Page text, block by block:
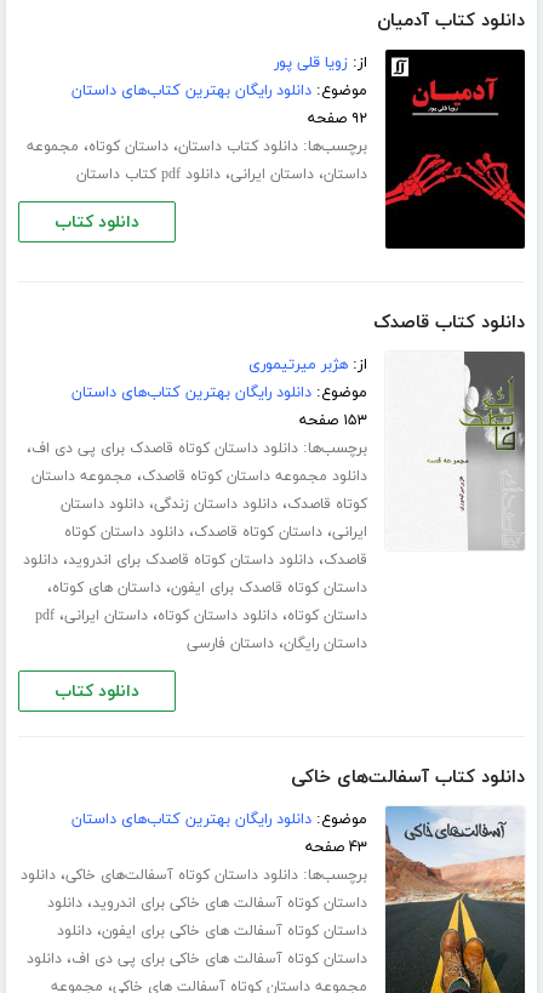
دانلود کتاب آدمیان
از:زویا قلی پور
موضوع:دانلود رایگان بهترین کتاب‌های داستان
۹۲ صفحه
برچسب‌ها:دانلود کتاب داستان،داستان کوتاه، مجموعه
داستان،داستان ایرانی،دانلود pdf کتاب داستان
دانلود کتاب
دانلود کتاب قاصدک
از:هژبر میرتیموری
موضوع:دانلود رایگان بهترین کتاب‌های داستان
۱۵۳ صفحه
برچسب‌ها:دانلود داستان کوتاه قاصدک برای پی دی اف،
دانلود مجموعه داستان کوتاه قاصدک، مجموعه داستان
کوتاه قاصدک،دانلود داستان زندگی،دانلود داستان
ایرانی،داستان کوتاه قاصدک،دانلود داستان کوتاه
قاصدک،دانلود داستان کوتاه قاصدک برای اندروید،دانلود
داستان کوتاه قاصدک برای ایفون،داستان های کوتاه،
داستان کوتاه،دانلود داستان کوتاه،داستان ایرانی،pdf
داستان رایگان،داستان فارسی
دانلود کتاب
دانلود کتاب آسفالت‌های خاکی
موضوع:دانلود رایگان بهترین کتاب‌های داستان
۴۳ صفحه
برچسب‌ها:دانلود داستان کوتاه آسفالت‌های خاکی،دانلود
داستان کوتاه آسفالت های خاکی برای اندروید،دانلود
داستان کوتاه آسفالت های خاکی برای ایفون،دانلود
داستان کوتاه آسفالت های خاکی برای پی دی اف،دانلود
مجموعه داستان کوتاه آسفالت های خاکی، مجموعه